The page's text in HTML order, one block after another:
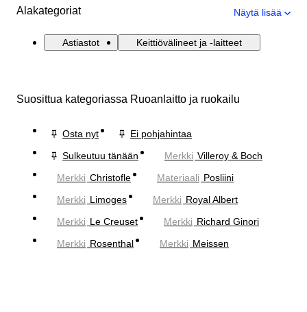
Alakategoriat Näytä lisää
Astiastot Keittiövälineet ja -laitteet
Suosittua kategoriassa Ruoanlaitto ja ruokailu
Osta nyt
Ei pohjahintaa
Sulkeutuu tänään
Merkki Villeroy & Boch
Merkki Christofle Materiaali Posliini
Merkki Limoges Merkki Royal Albert
Merkki Le Creuset Merkki Richard Ginori
Merkki Rosenthal Merkki Meissen